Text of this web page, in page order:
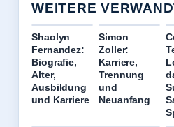
WEITERE
Shaolyn
Fernandez:
Biografie,
Alter,
Ausbildung
und Karriere
Simon
Zoller:
Karriere,
Trennung
und
Neuanfang